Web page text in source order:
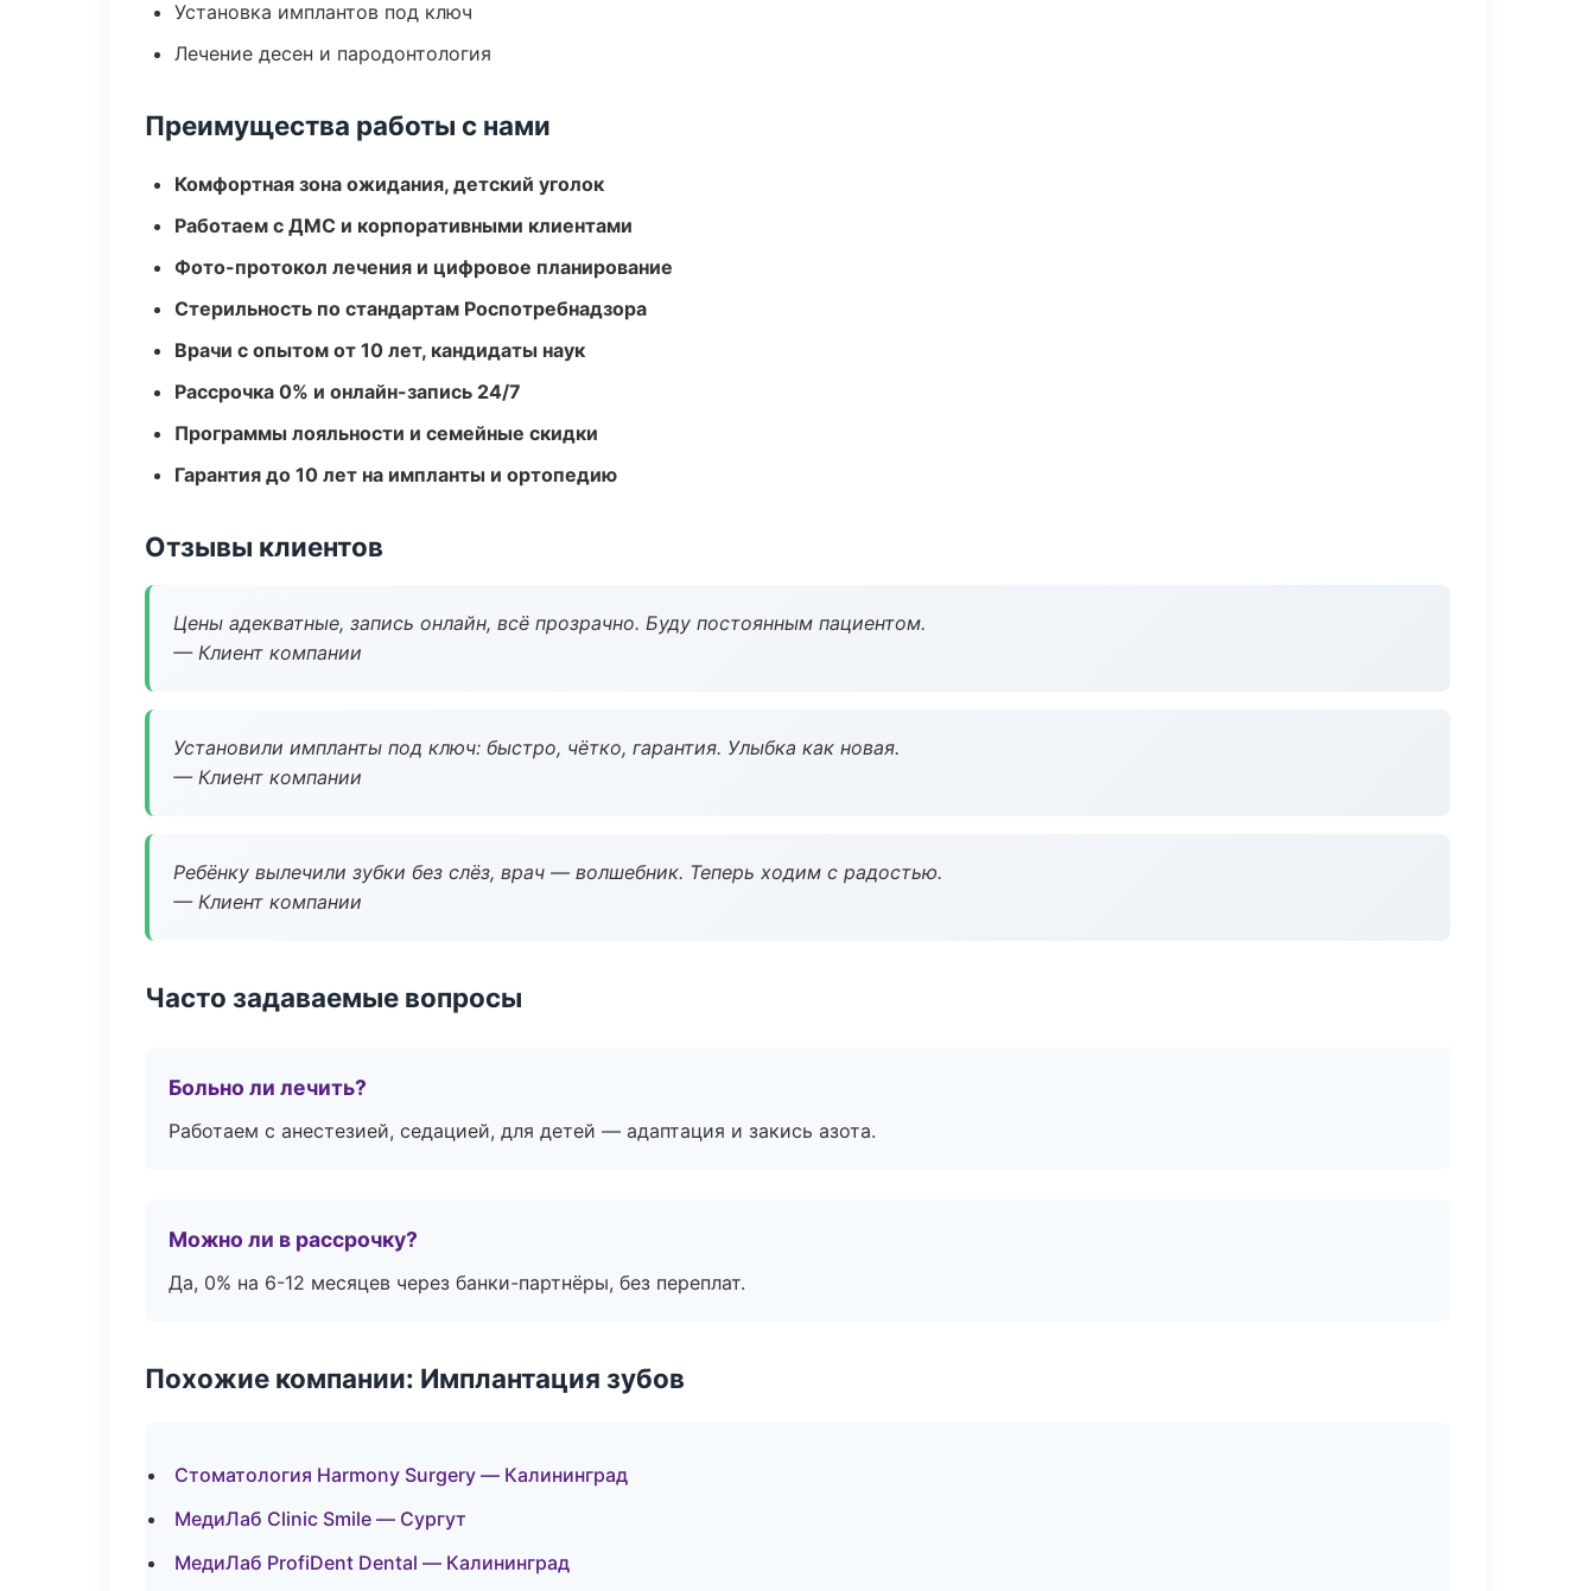
Установка имплантов под ключ
Лечение десен и пародонтология
Преимущества работы с нами
Комфортная зона ожидания, детский уголок
Работаем с ДМС и корпоративными клиентами
Фото-протокол лечения и цифровое планирование
Стерильность по стандартам Роспотребнадзора
Врачи с опытом от 10 лет, кандидаты наук
Рассрочка 0% и онлайн-запись 24/7
Программы лояльности и семейные скидки
Гарантия до 10 лет на импланты и ортопедию
Отзывы клиентов
Цены адекватные, запись онлайн, всё прозрачно. Буду постоянным пациентом.
— Клиент компании
Установили импланты под ключ: быстро, чётко, гарантия. Улыбка как новая.
— Клиент компании
Ребёнку вылечили зубки без слёз, врач — волшебник. Теперь ходим с радостью.
— Клиент компании
Часто задаваемые вопросы
Больно ли лечить?
Работаем с анестезией, седацией, для детей — адаптация и закись азота.
Можно ли в рассрочку?
Да, 0% на 6-12 месяцев через банки-партнёры, без переплат.
Похожие компании: Имплантация зубов
Стоматология Harmony Surgery — Калининград
МедиЛаб Clinic Smile — Сургут
МедиЛаб ProfiDent Dental — Калининград